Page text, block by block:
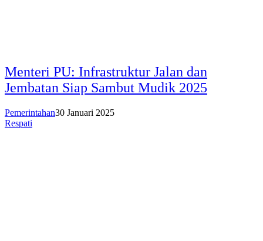
Menteri PU: Infrastruktur Jalan dan
Jembatan Siap Sambut Mudik 2025
Pemerintahan30 Januari 2025
Respati